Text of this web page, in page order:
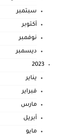
سبتمبر
أكتوبر
نوفمبر
ديسمبر
2023
يناير
فبراير
مارس
أبريل
مايو